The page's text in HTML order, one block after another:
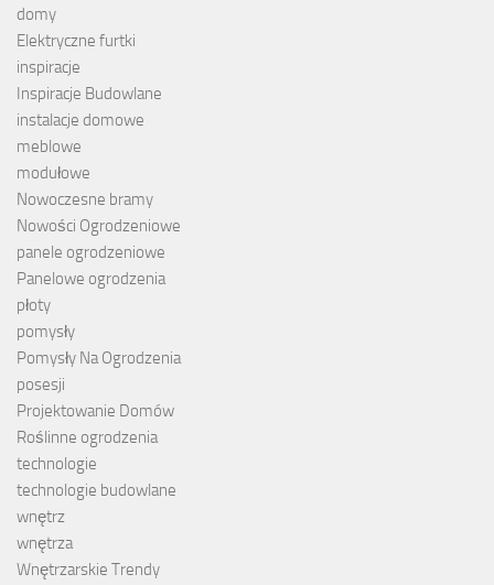
domy
Elektryczne furtki
inspiracje
Inspiracje Budowlane
instalacje domowe
meblowe
modułowe
Nowoczesne bramy
Nowości Ogrodzeniowe
panele ogrodzeniowe
Panelowe ogrodzenia
płoty
pomysły
Pomysły Na Ogrodzenia
posesji
Projektowanie Domów
Roślinne ogrodzenia
technologie
technologie budowlane
wnętrz
wnętrza
Wnętrzarskie Trendy